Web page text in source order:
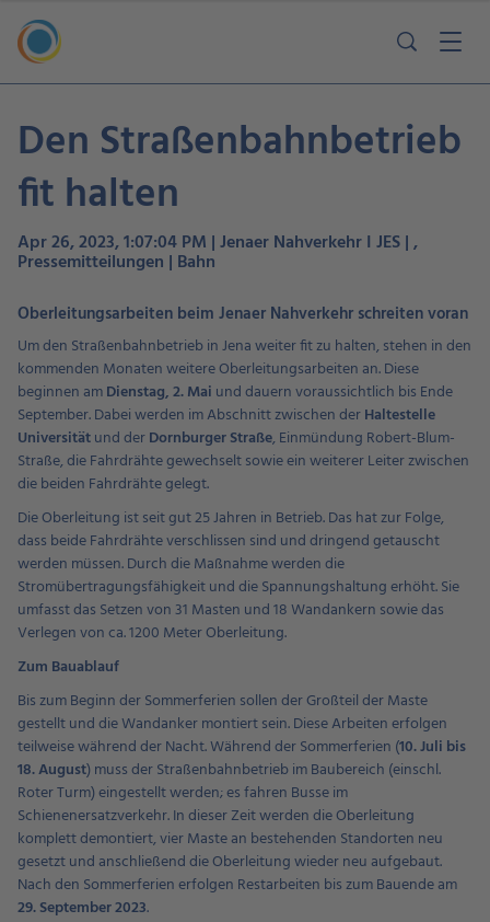
Den Straßenbahnbetrieb
fit halten
Apr 26, 2023, 1:07:04 PM | Jenaer Nahverkehr I JES | ,
Pressemitteilungen | Bahn
Oberleitungsarbeiten beim Jenaer Nahverkehr schreiten voran
Um den Straßenbahnbetrieb in Jena weiter fit zu halten, stehen in den
kommenden Monaten weitere Oberleitungsarbeiten an. Diese
beginnen amDienstag, 2. Mai und dauern voraussichtlich bis Ende
September. Dabei werden im Abschnitt zwischen derHaltestelle
Universitätund derDornburger Straße, Einmündung Robert-Blum-
Straße, die Fahrdrähte gewechselt sowie ein weiterer Leiter zwischen
die beiden Fahrdrähte gelegt.
Die Oberleitung ist seit gut 25 Jahren in Betrieb. Das hat zur Folge,
dass beide Fahrdrähte verschlissen sind und dringend getauscht
werden müssen. Durch die Maßnahme werden die
Stromübertragungsfähigkeit und die Spannungshaltung erhöht. Sie
umfasst das Setzen von 31 Masten und 18 Wandankern sowie das
Verlegen von ca. 1200 Meter Oberleitung.
Zum Bauablauf
Bis zum Beginn der Sommerferien sollen der Großteil der Maste
gestellt und die Wandanker montiert sein. Diese Arbeiten erfolgen
teilweise während der Nacht. Während der Sommerferien (10. Juli bis
18. August) muss der Straßenbahnbetrieb im Baubereich (einschl.
Roter Turm) eingestellt werden; es fahren Busse im
Schienenersatzverkehr. In dieser Zeit werden die Oberleitung
komplett demontiert, vier Maste an bestehenden Standorten neu
gesetzt und anschließend die Oberleitung wieder neu aufgebaut.
Nach den Sommerferien erfolgen Restarbeiten bis zum Bauende am
29. September 2023.